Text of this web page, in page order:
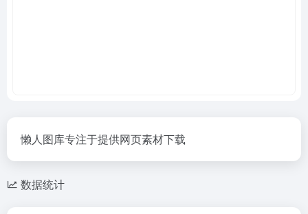
懒人图库专注于提供网页素材下载
数据统计